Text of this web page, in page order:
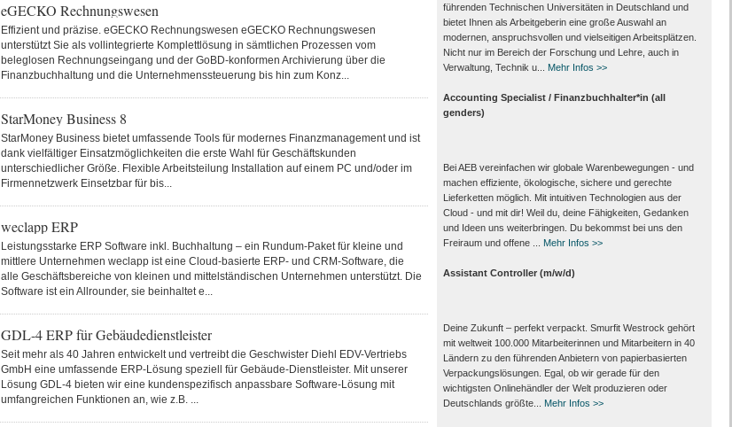
eGECKO Rechnungswesen
Effizient und präzise. eGECKO Rechnungswesen eGECKO Rechnungswesen
unterstützt Sie als vollintegrierte Komplettlösung in sämtlichen Prozessen vom
beleglosen Rechnungseingang und der GoBD-konformen Archivierung über die
Finanzbuchhaltung und die Unternehmenssteuerung bis hin zum Konz...
StarMoney Business 8
StarMoney Business bietet umfassende Tools für modernes Finanzmanagement und ist
dank vielfältiger Einsatzmöglichkeiten die erste Wahl für Geschäftskunden
unterschiedlicher Größe. Flexible Arbeitsteilung Installation auf einem PC und/oder im
Firmennetzwerk Einsetzbar für bis...
weclapp ERP
Leistungsstarke ERP Software inkl. Buchhaltung – ein Rundum-Paket für kleine und
mittlere Unternehmen weclapp ist eine Cloud-basierte ERP- und CRM-Software, die
alle Geschäftsbereiche von kleinen und mittelständischen Unternehmen unterstützt. Die
Software ist ein Allrounder, sie beinhaltet e...
GDL-4 ERP für Gebäudedienstleister
Seit mehr als 40 Jahren entwickelt und vertreibt die Geschwister Diehl EDV-Vertriebs
GmbH eine umfassende ERP-Lösung speziell für Gebäude-Dienstleister. Mit unserer
Lösung GDL-4 bieten wir eine kundenspezifisch anpassbare Software-Lösung mit
umfangreichen Funktionen an, wie z.B. ...
führenden Technischen Universitäten in Deutschland und
bietet Ihnen als Arbeit­geberin eine große Auswahl an
modernen, anspruchsvollen und vielseitigen Arbeits­plätzen.
Nicht nur im Bereich der Forschung und Lehre, auch in
Verwaltung, Technik u...
Mehr Infos >>
Accounting Specialist / Finanzbuchhalter*in (all
genders)
Bei AEB vereinfachen wir globale Warenbewegungen - und
machen effiziente, ökologische, sichere und gerechte
Lieferketten möglich. Mit intuitiven Technologien aus der
Cloud - und mit dir! Weil du, deine Fähigkeiten, Gedanken
und Ideen uns weiterbringen. Du bekommst bei uns den
Freiraum und offene ...
Mehr Infos >>
Assistant Controller (m/w/d)
Deine Zukunft – perfekt verpackt. Smurfit Westrock gehört
mit weltweit 100.000 Mitarbeiter­innen und Mitarbeitern in 40
Ländern zu den führenden Anbietern von papier­basierten
Verpackungs­lösungen. Egal, ob wir gerade für den
wichtigsten Onlinehändler der Welt produzieren oder
Deutschlands größte...
Mehr Infos >>